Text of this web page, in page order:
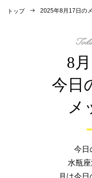
トップ 2025年8月17日の
8
今日
メ
今日
水瓶座
月は今